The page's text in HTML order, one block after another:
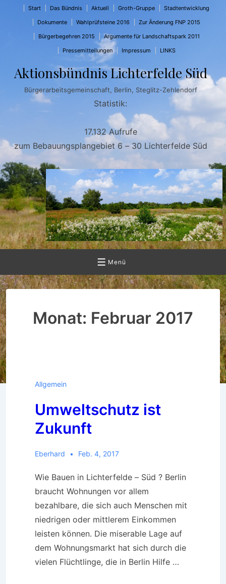
Start Das Bündnis Aktuell Groth-Gruppe
Stadtentwicklung
Dokumente
Wahlprüfsteine 2016
Zur Änderung FNP 2015
Bürgerbegehren 2015
Argumente für Landschaftspark 2011
Pressemitteilungen
Impressum LINKS
Aktionsbündnis Lichterfelde Süd
Bürgerarbeitsgemeinschaft, Berlin, Steglitz-Zehlendorf
Statistik:
17.132 Aufrufe
zum Bebauungsplangebiet 6 – 30 Lichterfelde Süd
Menü
Menü
Monat: Februar 2017
Allgemein
Umweltschutz ist
Zukunft
Eberhard Feb. 4, 2017
Wie Bauen in Lichterfelde – Süd ? Berlin
braucht Wohnungen vor allem
bezahlbare, die sich auch Menschen mit
niedrigen oder mittlerem Einkommen
leisten können. Die miserable Lage auf
dem Wohnungsmarkt hat sich durch die
vielen Flüchtlinge, die in Berlin Hilfe …